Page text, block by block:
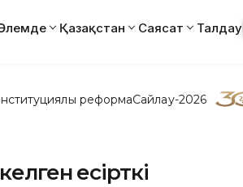
Қазақстан Саясат Талдау
реформаСайлау-2026
есірткі